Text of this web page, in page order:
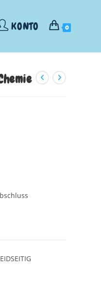
KONTO 0